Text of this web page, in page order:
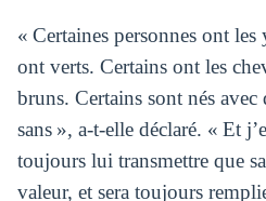
« Certaines personnes ont les
ont verts. Certains ont les
bruns. Certains sont nés avec
sans », a-t-elle déclaré. « Et
toujours lui transmettre que
valeur, et sera toujours